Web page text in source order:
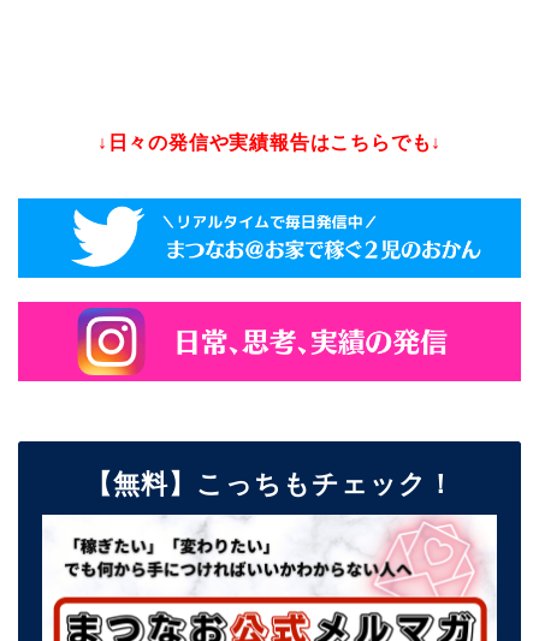
↓日々の発信や実績報告はこちらでも↓
【無料】こっちもチェック！